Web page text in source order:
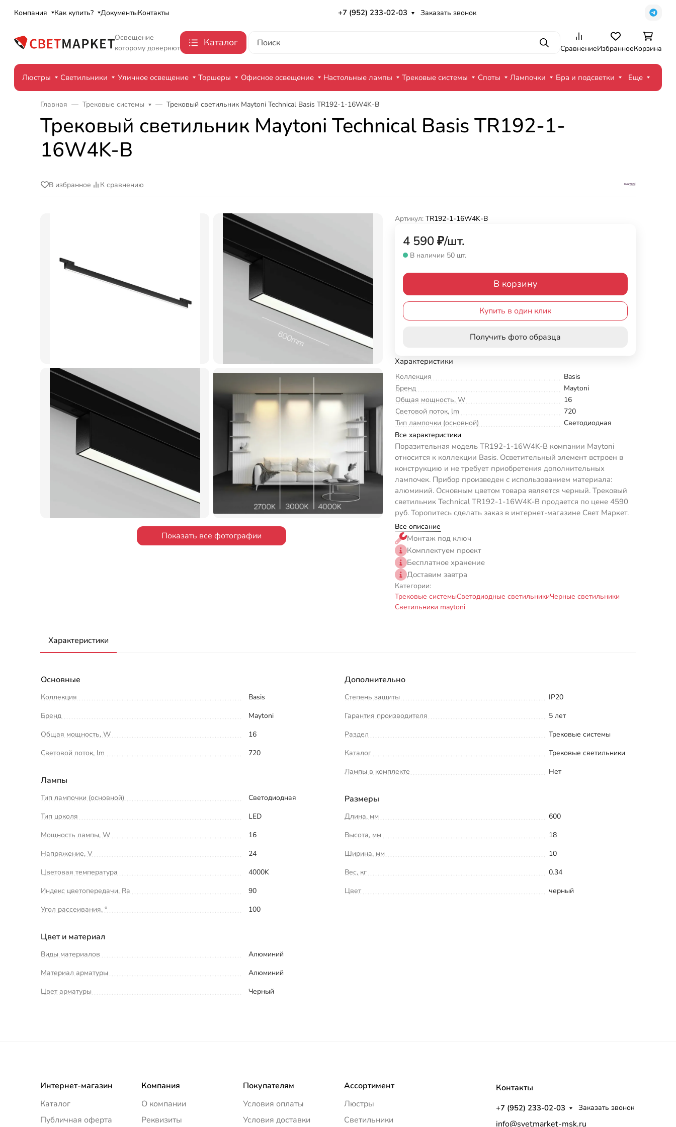
Компания Как купить? ДокументыКонтакты +7 (952) 233-02-03 Заказать звонок
Освещение
которому доверяют
Каталог ПоискСравнениеИзбранноеКорзина
Люстры Светильники Уличное освещение Торшеры Офисное освещение Настольные лампы Трековые системы Споты Лампочки Бра и подсветки Еще
Главная Трековые системы Трековый светильник Maytoni Technical Basis TR192-1-16W4K-B
Трековый светильник Maytoni Technical Basis TR192-1-
16W4K-B
В избранное К сравнению
Показать все фотографии
Артикул: TR192-1-16W4K-B
4 590₽/шт.
В наличии 50 шт.
В корзину
Купить в один клик
Получить фото образца
Характеристики
Коллекция
Basis
Бренд
Maytoni
Общая мощность, W
16
Световой поток, lm
720
Тип лампочки (основной)
Светодиодная
Все характеристики
Поразительная модель TR192-1-16W4K-B компании Maytoni
относится к коллекции Basis. Осветительный элемент встроен в
конструкцию и не требует приобретения дополнительных
лампочек. Прибор произведен с использованием материала:
алюминий. Основным цветом товара является черный. Трековый
светильник Technical TR192-1-16W4K-B продается по цене 4590
руб. Торопитесь сделать заказ в интернет-магазине Свет Маркет.
Все описание
Монтаж под ключ
Комплектуем проект
Бесплатное хранение
Доставим завтра
Категории:
Трековые системыСветодиодные светильникиЧерные светильники
Светильники maytoni
Характеристики
Основные
Коллекция
Basis
Бренд
Maytoni
Общая мощность, W
16
Световой поток, lm
720
Лампы
Тип лампочки (основной)
Светодиодная
Тип цоколя
LED
Мощность лампы, W
16
Напряжение, V
24
Цветовая температура
4000K
Индекс цветопередачи, Ra
90
Угол рассеивания, °
100
Цвет и материал
Виды материалов
Алюминий
Материал арматуры
Алюминий
Цвет арматуры
Черный
Дополнительно
Степень защиты
IP20
Гарантия производителя
5 лет
Раздел
Трековые системы
Каталог
Трековые светильники
Лампы в комплекте
Нет
Размеры
Длина, мм
600
Высота, мм
18
Ширина, мм
10
Вес, кг
0.34
Цвет
черный
Интернет-магазин
Каталог
Публичная оферта
Компания
О компании
Реквизиты
Покупателям
Условия оплаты
Условия доставки
Ассортимент
Люстры
Светильники
Контакты
+7 (952) 233-02-03 Заказать звонок
info@svetmarket-msk.ru